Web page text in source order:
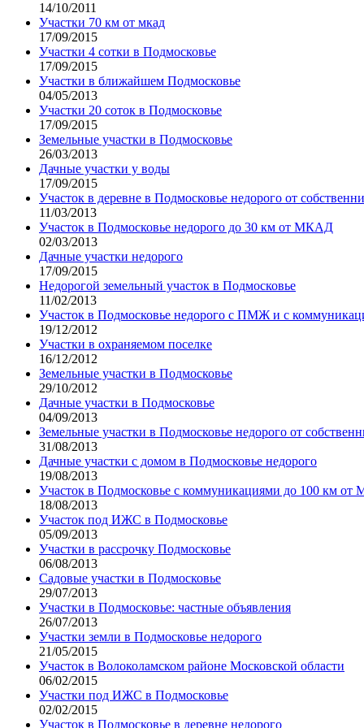
14/10/2011
Участки 70 км от мкад
17/09/2015
Участки 4 сотки в Подмосковье
17/09/2015
Участки в ближайшем Подмосковье
04/05/2013
Участки 20 соток в Подмосковье
17/09/2015
Земельные участки в Подмосковье
26/03/2013
Дачные участки у воды
17/09/2015
Участок в деревне в Подмосковье недорого от
11/03/2013
Участок в Подмосковье недорого до 30 км от МКАД
02/03/2013
Дачные участки недорого
17/09/2015
Недорогой земельный участок в Подмосковье
11/02/2013
Участок в Подмосковье недорого с ПМЖ и с
19/12/2012
Участки в охраняемом поселке
16/12/2012
Земельные участки в Подмосковье
29/10/2012
Дачные участки в Подмосковье
04/09/2013
Земельные участки в Подмосковье недорого от
31/08/2013
Дачные участки с домом в Подмосковье недорого
19/08/2013
Участок в Подмосковье с коммуникациями до 100 км
18/08/2013
Участок под ИЖС в Подмосковье
05/09/2013
Участки в рассрочку Подмосковье
06/08/2013
Садовые участки в Подмосковье
29/07/2013
Участки в Подмосковье: частные объявления
26/07/2013
Участки земли в Подмосковье недорого
21/05/2015
Участок в Волоколамском районе Московской области
06/02/2015
Участки под ИЖС в Подмосковье
02/02/2015
Участок в Подмосковье в деревне недорого